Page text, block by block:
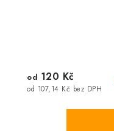
od 107,14 Kč bez DPH
od 120 Kč